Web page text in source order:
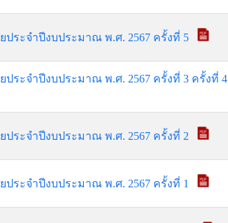
ประจำปีงบประมาณ พ.ศ. 2567 ครั้งที่ 5
ประจำปีงบประมาณ พ.ศ. 2567 ครั้งที่ 3 ครั้งที่ 4
ประจำปีงบประมาณ พ.ศ. 2567 ครั้งที่ 2
ประจำปีงบประมาณ พ.ศ. 2567 ครั้งที่ 1